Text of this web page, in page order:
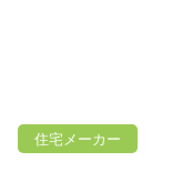
住宅メーカー